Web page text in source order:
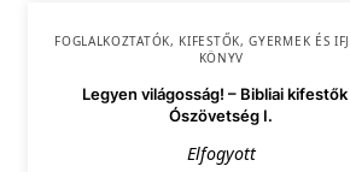
FOGLALKOZTATÓK, KIFESTŐK,GYERMEK ÉS
KÖNYV
Legyen világosság! – Bibliai kifestők
Ószövetség I.
Elfogyott